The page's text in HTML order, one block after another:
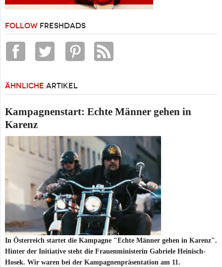
FOLLOW FRESHDADS
ÄHNLICHE ARTIKEL
Kampagnenstart: Echte Männer gehen in
Karenz
In Österreich startet die Kampagne "Echte Männer gehen in Karenz".
Hinter der Initiative steht die Frauenministerin Gabriele Heinisch-
Hosek. Wir waren bei der Kampagnenpräsentation am 11.